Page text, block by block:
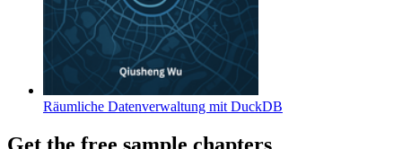
Räumliche Datenverwaltung mit DuckDB